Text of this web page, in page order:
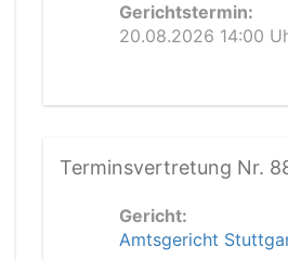
Gerichtstermin:
20.08.2026 14:00
Terminsvertretung Nr.
Gericht:
Amtsgericht